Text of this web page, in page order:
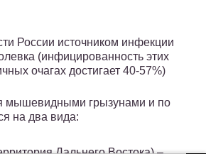
России источником инфекции
(инфицированность этих
очагах достигает 40-57%)
мышевидными грызунами и по
на два вида: